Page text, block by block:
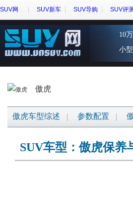
SUV网 SUV新车 SUV导购 SUV评测
10
小
傲虎
傲虎车型综述 参数配置
SUV车型：傲虎保养